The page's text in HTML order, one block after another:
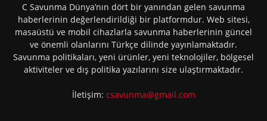
C Savunma Dünya’nın dört bir yanından gelen savunma
haberlerinin değerlendirildiği bir platformdur. Web sitesi,
masaüstü ve mobil cihazlarla savunma haberlerinin güncel
ve önemli olanlarını Türkçe dilinde yayınlamaktadır.
Savunma politikaları, yeni ürünler, yeni teknolojiler, bölgesel
aktiviteler ve dış politika yazılarını size ulaştırmaktadır.
İletişim: csavunma@gmail.com